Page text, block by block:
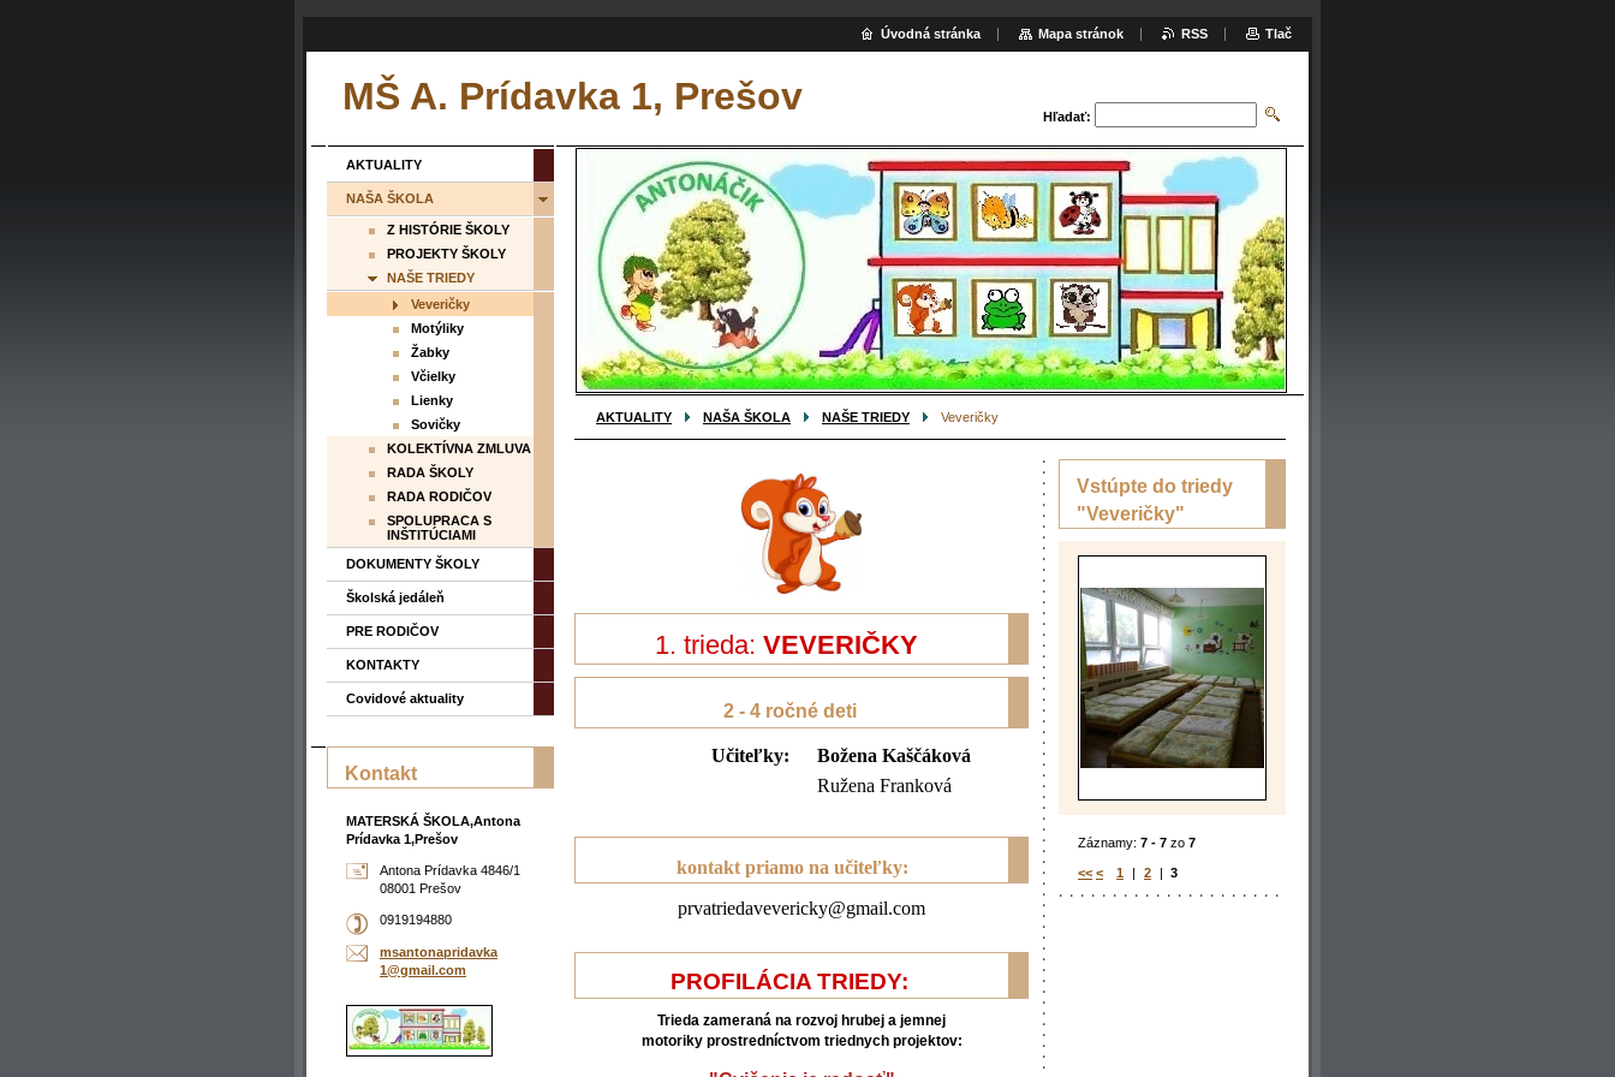
MŠ A. Prídavka 1, Prešov Hľadať:
AKTUALITY NAŠA ŠKOLA NAŠE TRIEDY Veveričky
1. trieda: VEVERIČKY
2 - 4 ročné deti
Učiteľky:
Božena Kaščáková
Ružena Franková
kontakt priamo na učiteľky:
prvatriedavevericky@gmail.com
PROFILÁCIA TRIEDY:
Trieda zameraná na rozvoj hrubej a jemnej
motoriky prostredníctvom triednych projektov:
Vstúpte do triedy
"Veveričky"
Záznamy: 7 - 7 zo 7
<< < 1 | 2 | 3
AKTUALITY
NAŠA ŠKOLA
Z HISTÓRIE ŠKOLY
PROJEKTY ŠKOLY
NAŠE TRIEDY
Veveričky
Motýliky
Žabky
Včielky
Lienky
Sovičky
KOLEKTÍVNA ZMLUVA
RADA ŠKOLY
RADA RODIČOV
SPOLUPRACA S
INŠTITÚCIAMI
DOKUMENTY ŠKOLY
Školská jedáleň
PRE RODIČOV
KONTAKTY
Covidové aktuality
Kontakt
MATERSKÁ ŠKOLA,Antona
Prídavka 1,Prešov
Antona Prídavka 4846/1
08001 Prešov
0919194880
msantonapridavka
1@gmail.com
Úvodná stránka Mapa stránok RSS Tlač